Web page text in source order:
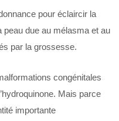
pour éclaircir la
peau due au mélasma et au
par la grossesse.
congénitales
Mais parce
importante